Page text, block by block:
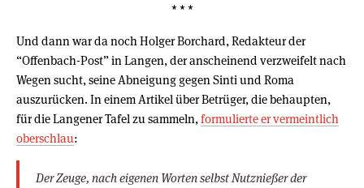
* * *
Und dann war da noch Holger Borchard, Redakteur der
“Offenbach-Post” in Langen, der anscheinend verzweifelt nach
Wegen sucht, seine Abneigung gegen Sinti und Roma
auszurücken. In einem Artikel über Betrüger, die behaupten,
für die Langener Tafel zu sammeln,formulierte er vermeintlich
oberschlau:
Der Zeuge, nach eigenen Worten selbst Nutznießer der